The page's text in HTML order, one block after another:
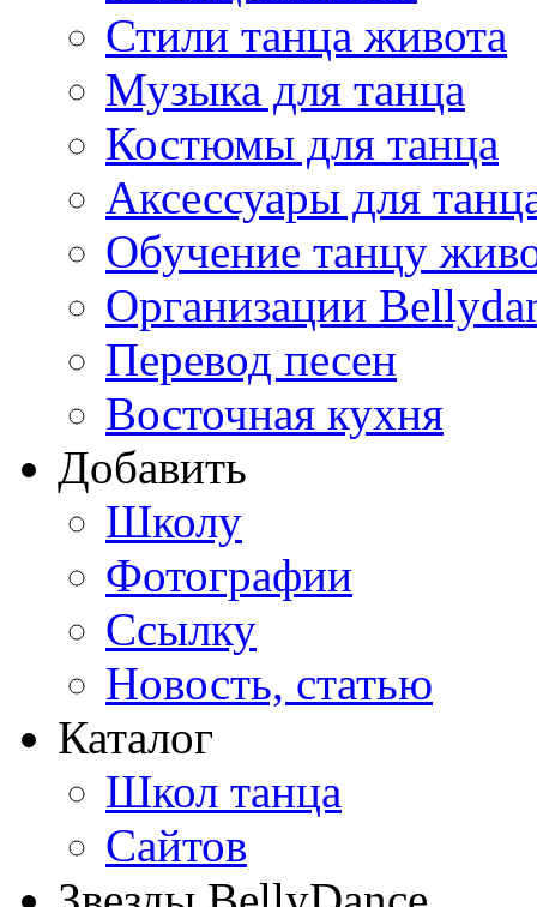
Стили танца живота
Музыка для танца
Костюмы для танца
Аксессуары для
Обучение танцу
Организации
Перевод песен
Восточная кухня
Добавить
Школу
Фотографии
Ссылку
Новость, статью
Каталог
Школ танца
Сайтов